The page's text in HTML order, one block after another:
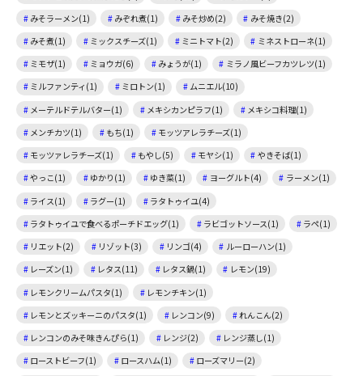
みそラーメン(1)
みぞれ煮(1) みそ炒め(2)
みそ焼き(2)
みそ煮(1)
ミックスチーズ(1) ミニトマト(2)
ミネストローネ(1)
ミモザ(1)
ミョウガ(6) みょうが(1)
ミラノ風ビーフカツレツ(1)
ミルファンティ(1)
ミロトン(1)
ムニエル(10)
メーテルドテルバター(1)
メキシカンピラフ(1)
メキシコ料理(1)
メンチカツ(1)
もち(1)
モッツアレラチーズ(1)
モッツァレラチーズ(1)
もやし(5) モヤシ(1)
やきそば(1)
やっこ(1)
ゆかり(1) ゆき菜(1) ヨーグルト(4)
ラーメン(1)
ライス(1)
ラグー(1)
ラタトゥイユ(4)
ラタトゥイユで食べるポーチドエッグ(1)
ラビゴットソース(1)
ラペ(1)
リエット(2)
リゾット(3) リンゴ(4)
ルーローハン(1)
レーズン(1)
レタス(11) レタス鍋(1)
レモン(19)
レモンクリームパスタ(1)
レモンチキン(1)
レモンとズッキーニのパスタ(1)
レンコン(9)
れんこん(2)
レンコンのみそ味きんぴら(1)
レンジ(2)
レンジ蒸し(1)
ローストビーフ(1)
ロースハム(1)
ローズマリー(2)